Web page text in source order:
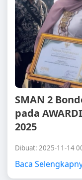
SMAN 2
pada
2025
Dibuat: 2025-11-14
Baca